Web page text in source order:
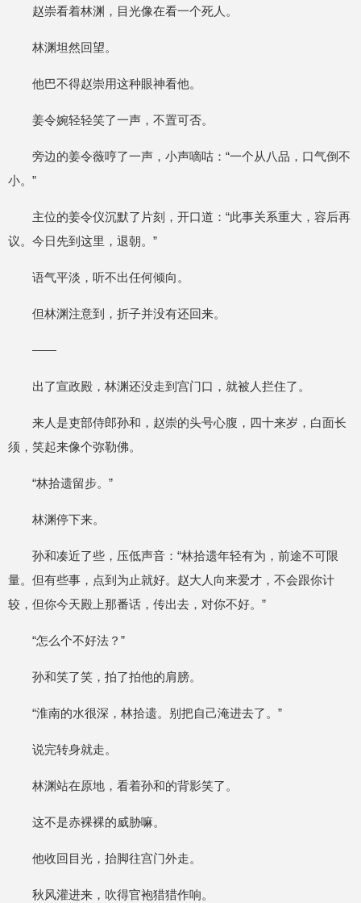
赵崇看着林渊，目光像在看一个死人。
林渊坦然回望。
他巴不得赵崇用这种眼神看他。
姜令婉轻轻笑了一声，不置可否。
旁边的姜令薇哼了一声，小声嘀咕：“一个从八品，口气倒不
小。”
主位的姜令仪沉默了片刻，开口道：“此事关系重大，容后再
议。今日先到这里，退朝。”
语气平淡，听不出任何倾向。
但林渊注意到，折子并没有还回来。
——
出了宣政殿，林渊还没走到宫门口，就被人拦住了。
来人是吏部侍郎孙和，赵崇的头号心腹，四十来岁，白面长
须，笑起来像个弥勒佛。
“林拾遗留步。”
林渊停下来。
孙和凑近了些，压低声音：“林拾遗年轻有为，前途不可限
量。但有些事，点到为止就好。赵大人向来爱才，不会跟你计
较，但你今天殿上那番话，传出去，对你不好。”
“怎么个不好法？”
孙和笑了笑，拍了拍他的肩膀。
“淮南的水很深，林拾遗。别把自己淹进去了。”
说完转身就走。
林渊站在原地，看着孙和的背影笑了。
这不是赤裸裸的威胁嘛。
他收回目光，抬脚往宫门外走。
秋风灌进来，吹得官袍猎猎作响。